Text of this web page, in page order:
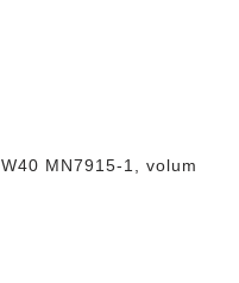
MN7915-1, volum